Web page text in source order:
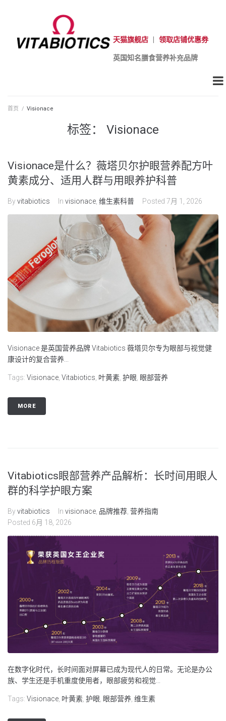
天猫旗舰店 领取店铺优惠券
英国知名膳食营养补充品牌
首页 / Visionace
标签： Visionace
Visionace是什么？薇塔贝尔护眼营养配方叶
黄素成分、适用人群与用眼养护科普
Byvitabiotics In visionace 维生素科普 Posted 7月 1, 2026
Visionace 是英国营养品牌 Vitabiotics 薇塔贝尔专为眼部与视觉健
康设计的复合营养...
Tags: Visionace, Vitabiotics, 叶黄素, 护眼, 眼部营养
MORE
Vitabiotics眼部营养产品解析：长时间用眼人
群的科学护眼方案
Byvitabiotics In visionace, 品牌推荐, 营养指南
Posted 6月 18, 2026
在数字化时代，长时间面对屏幕已成为现代人的日常。无论是办公
族、学生还是手机重度使用者，眼部疲劳和视觉...
Tags: Visionace, 叶黄素, 护眼, 眼部营养, 维生素